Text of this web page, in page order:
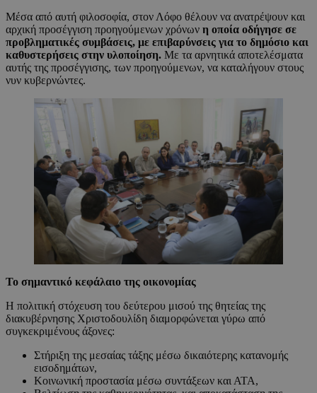
Μέσα από αυτή φιλοσοφία, στον Λόφο θέλουν να ανατρέψουν και
αρχική προσέγγιση προηγούμενων χρόνων η οποία οδήγησε σε
προβληματικές συμβάσεις, με επιβαρύνσεις για το δημόσιο και
καθυστερήσεις στην υλοποίηση. Με τα αρνητικά αποτελέσματα
αυτής της προσέγγισης, των προηγούμενων, να καταλήγουν στους
νυν κυβερνώντες.
Το σημαντικό κεφάλαιο της οικονομίας
Η πολιτική στόχευση του δεύτερου μισού της θητείας της
διακυβέρνησης Χριστοδουλίδη διαμορφώνεται γύρω από
συγκεκριμένους άξονες:
Στήριξη της μεσαίας τάξης μέσω δικαιότερης κατανομής
εισοδημάτων,
Κοινωνική προστασία μέσω συντάξεων και ΑΤΑ,